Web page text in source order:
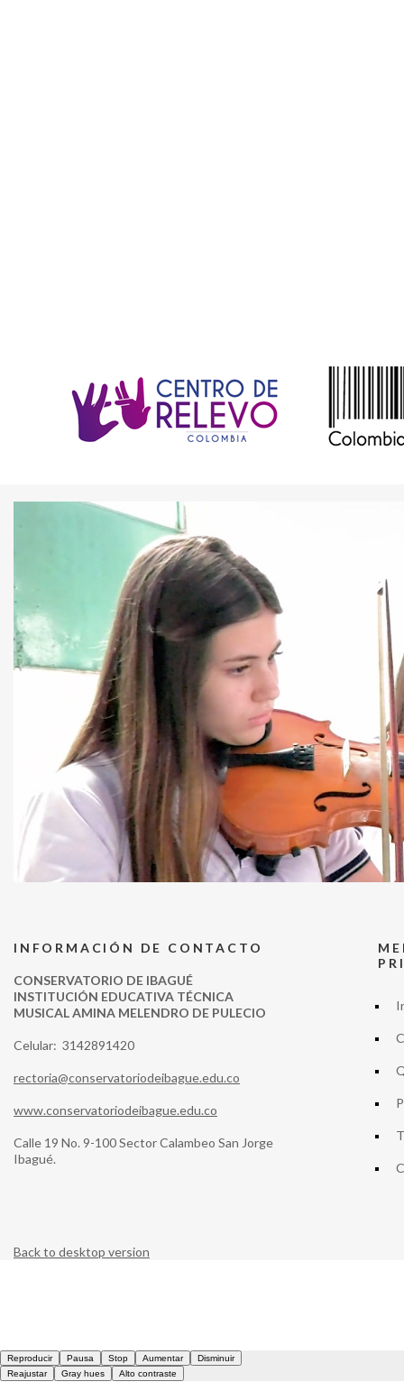
INFORMACIÓN DE CONTACTO
CONSERVATORIO DE IBAGUÉ
INSTITUCIÓN EDUCATIVA TÉCNICA
MUSICAL AMINA MELENDRO DE PULECIO
Celular: 3142891420
rectoria@conservatoriodeibague.edu.co
www.conservatoriodeibague.edu.co
Calle 19 No. 9-100 Sector Calambeo San Jorge
Ibagué.
Back to desktop version